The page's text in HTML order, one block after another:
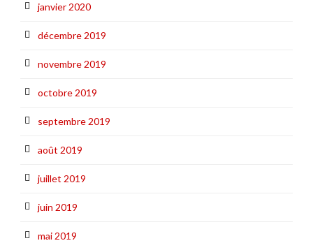
janvier 2020
décembre 2019
novembre 2019
octobre 2019
septembre 2019
août 2019
juillet 2019
juin 2019
mai 2019